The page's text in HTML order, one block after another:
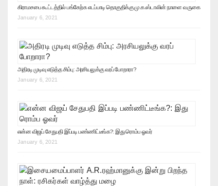
கிராமசபை கூட்டத்தில் பங்கேற்க எடப்பாடி தொகுதிக்கு மு.க.ஸ்டாலின் நாளை வருகை
January 6, 2021
அதிரடி முடிவு எடுத்த சிம்பு: அரசியலுக்கு வரப் போறாரா?
January 6, 2021
என்ன விஜய் சேதுபதி இப்படி பண்ணிட்டீங்க?: இது ரொம்ப ஓவர்
January 6, 2021